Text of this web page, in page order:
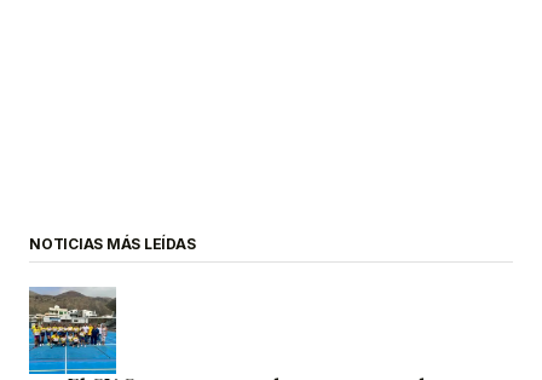
NOTICIAS MÁS LEÍDAS